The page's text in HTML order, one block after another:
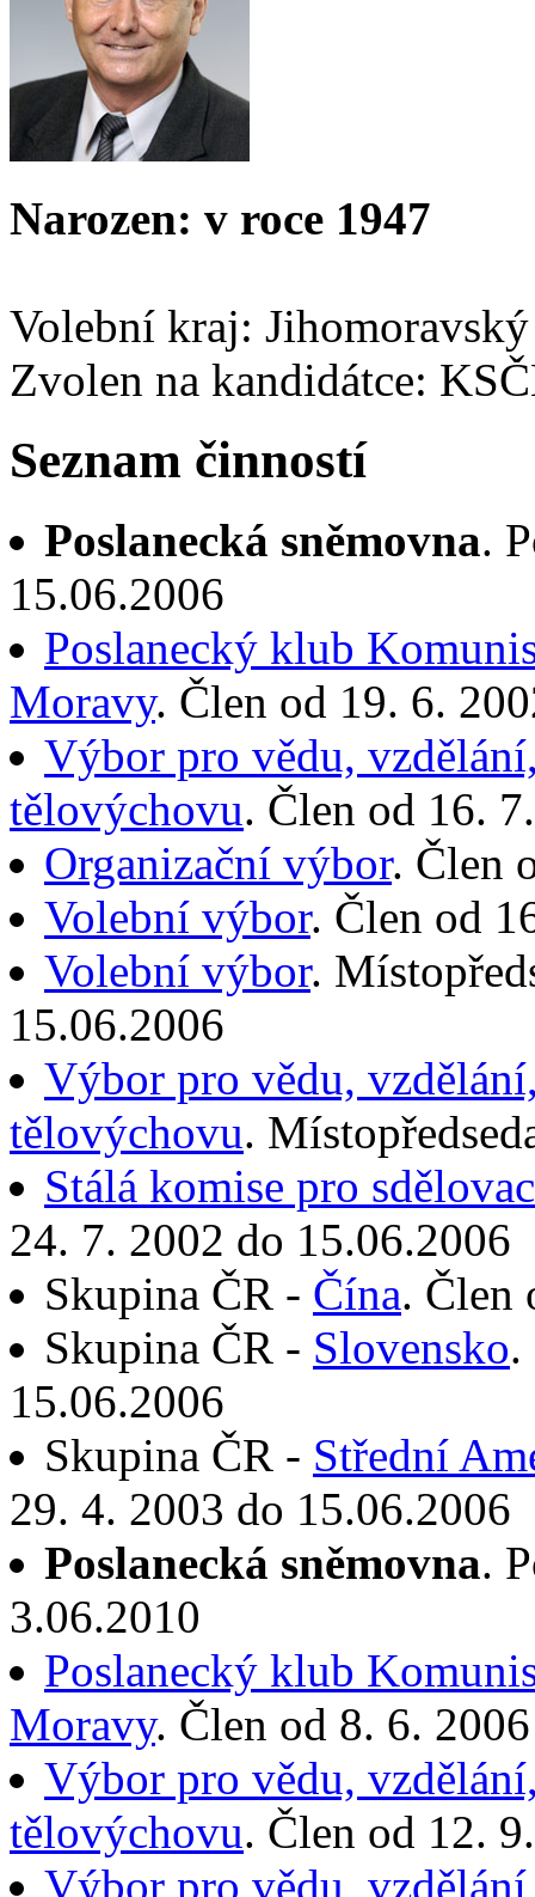
Narozen: v roce 1947
Volební kraj: Jihomoravský
Zvolen na kandidátce:
Seznam činností
Poslanecká sněmovna.
15.06.2006
Poslanecký klub
Moravy. Člen od 19. 6.
Výbor pro vědu,
tělovýchovu. Člen od 16.
Organizační výbor. Člen
Volební výbor. Člen od
Volební výbor.
15.06.2006
Výbor pro vědu,
tělovýchovu.
Stálá komise pro
24. 7. 2002 do 15.06.2006
Skupina ČR - Čína. Člen
Skupina ČR - Slovensko.
15.06.2006
Skupina ČR - Střední
29. 4. 2003 do 15.06.2006
Poslanecká sněmovna.
3.06.2010
Poslanecký klub
Moravy. Člen od 8. 6.
Výbor pro vědu,
tělovýchovu. Člen od 12.
Výbor pro vědu,